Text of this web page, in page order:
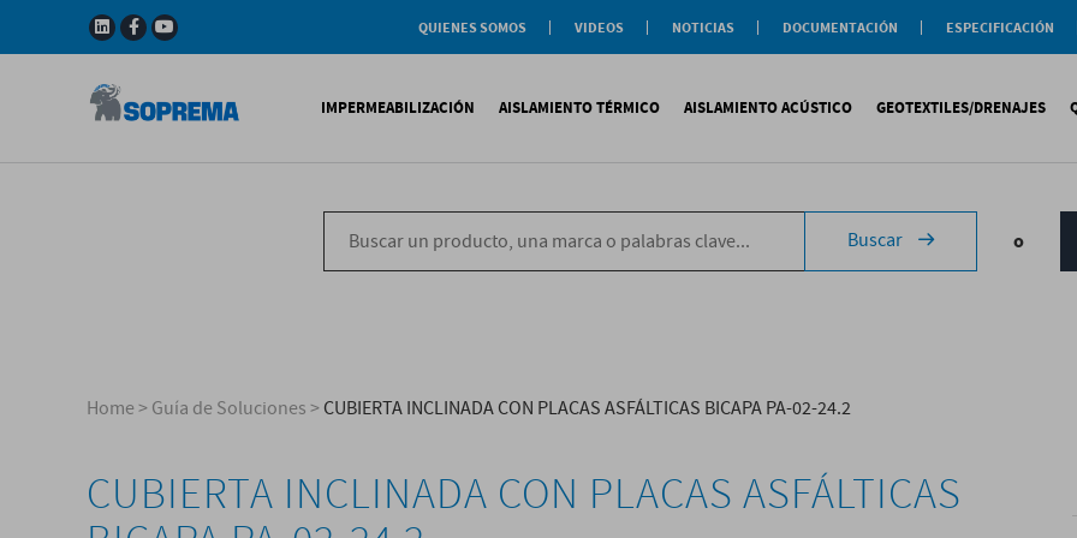
QUIENES SOMOS
VIDEOS
NOTICIAS
DOCUMENTACIÓN
Documentación General
ESPECIFICACIÓN
Certificaciones
IMPERMEABILIZACIÓN
Impermeabilización Bituminosa
Impermeabilización Sintética
Impermeabilización Líquida
AISLAMIENTO TÉRMICO
XPS
Texlosa
PIR
AISLAMIENTO ACÚSTICO
Tecsound®
Texfon
Texsilen
Auxiliares
GEOTEXTILES/DRENAJES
Geotextiles
Drenajes
Buscar o
Home>Guía de Soluciones>CUBIERTA INCLINADA CON PLACAS ASFÁLTICAS BICAPA PA-02-24.2
CUBIERTA INCLINADA CON PLACAS ASFÁLTICAS